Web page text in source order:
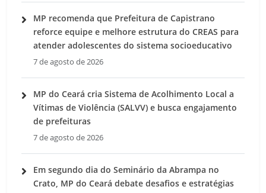
MP recomenda que Prefeitura de Capistrano
reforce equipe e melhore estrutura do CREAS para
atender adolescentes do sistema socioeducativo
7 de agosto de 2026
MP do Ceará cria Sistema de Acolhimento Local a
Vítimas de Violência (SALVV) e busca engajamento
de prefeituras
7 de agosto de 2026
Em segundo dia do Seminário da Abrampa no
Crato, MP do Ceará debate desafios e estratégias